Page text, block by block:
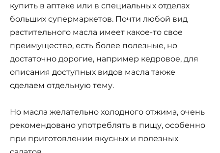
купить в аптеке или в специальных отделах
больших супермаркетов. Почти любой вид
растительного масла имеет какое-то свое
преимущество, есть более полезные, но
достаточно дорогие, например кедровое, для
описания доступных видов масла также
сделаем отдельную тему.
Но масла желательно холодного отжима, очень
рекомендовано употреблять в пищу, особенно
при приготовлении вкусных и полезных